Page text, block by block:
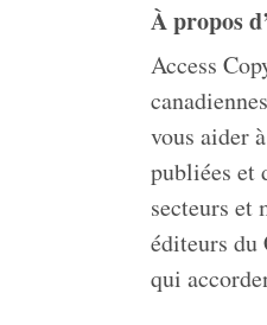
À propos
Access
vous aider
publiées et
secteurs et
éditeurs du
qui